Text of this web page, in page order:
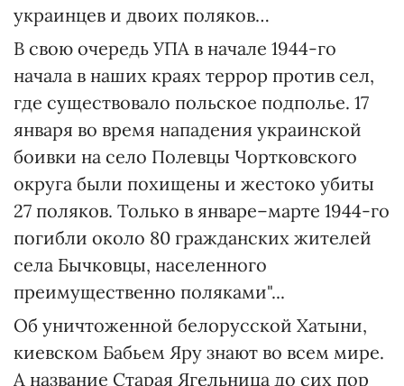
украинцев и двоих поляков…
В свою очередь УПА в начале 1944-го
начала в наших краях террор против сел,
где существовало польское подполье. 17
января во время нападения украинской
боивки на село Полевцы Чортковского
округа были похищены и жестоко убиты
27 поляков. Только в январе–марте 1944-го
погибли около 80 гражданских жителей
села Бычковцы, населенного
преимущественно поляками"...
Об уничтоженной белорусской Хатыни,
киевском Бабьем Яру знают во всем мире.
А название Старая Ягельница до сих пор